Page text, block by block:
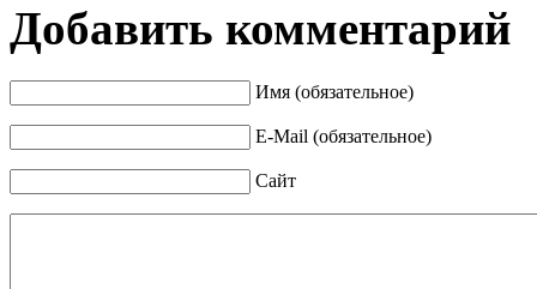
Добавить комментарий
Имя (обязательное)
E-Mail (обязательное)
Сайт